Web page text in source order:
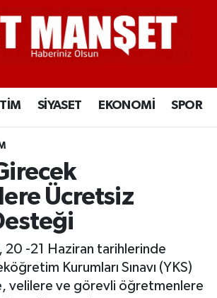
SİYASET EKONOMİ SPOR
Ücretsiz
20 -21 Haziran tarihlerinde
Kurumları Sınavı (YKS)
velilere ve görevli öğretmenlere
Eczaneler
Vakitleri
Haritası
Durumu ve Fikstür
Haberleri